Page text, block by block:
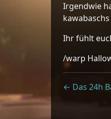
Irgendwie
Ihr fühlt
/warp
← Das 24h